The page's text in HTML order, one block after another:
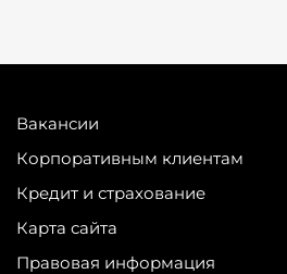
Вакансии
Корпоративным клиентам
Кредит и страхование
Карта сайта
Правовая информация